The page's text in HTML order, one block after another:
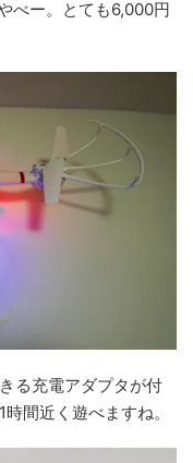
べー。とても6,000円
る充電アダプタが付
間近く遊べますね。